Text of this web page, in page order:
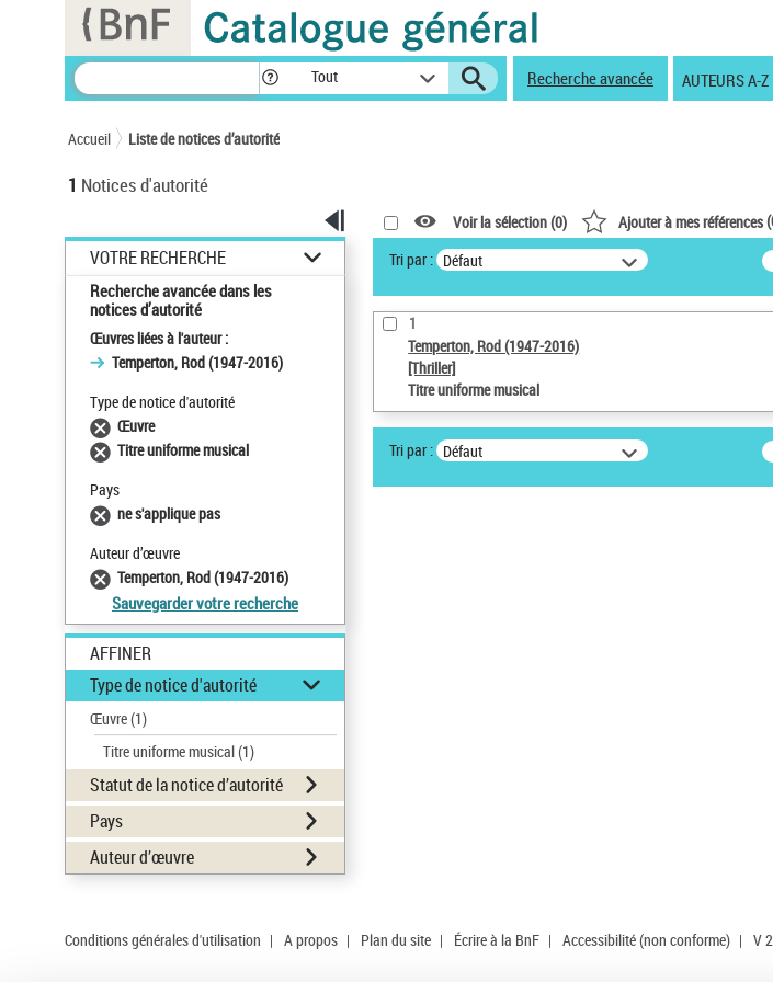
Tout Recherche avancée AUTEURS A-Z
Accueil Liste de notices d’autorité
1 Notices d'autorité
VOTRE RECHERCHE
Recherche avancée dans les
notices d’autorité
Œuvres liées à l'auteur :
Temperton, Rod (1947-2016)
Type de notice d'autorité
Œuvre
Titre uniforme musical
Pays
ne s'applique pas
Auteur d’œuvre
Temperton, Rod (1947-2016)
Sauvegarder votre recherche
AFFINER
Type de notice d'autorité
Œuvre(1)
Titre uniforme musical(1)
Statut de la notice d’autorité
Pays
Auteur d’œuvre
Voir la sélection (0) Ajouter à mes références(
Tri par : Défaut
1
Temperton, Rod (1947-2016)
[Thriller]
Titre uniforme musical
Tri par : Défaut
Conditions générales d'utilisation | A propos | Plan du site | Écrire à la BnF | Accessibilité (non conforme) | V
Panneau de gestion des cookies